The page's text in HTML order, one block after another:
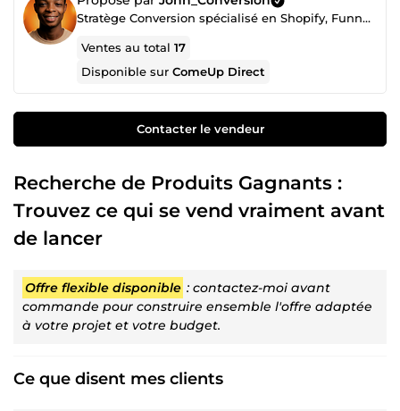
Stratège Conversion spécialisé en Shopify, Funnels et Automations haut de gamme.
Ventes au total17
Disponible surComeUp Direct
Contacter le vendeur
Recherche de Produits Gagnants :
Trouvez ce qui se vend vraiment avant
de lancer
Offre flexible disponible : contactez-moi avant
commande pour construire ensemble l'offre adaptée
à votre projet et votre budget.
Ce que disent mes clients